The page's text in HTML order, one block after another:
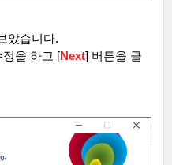
았습니다.
을 하고 [Next] 버튼을 클